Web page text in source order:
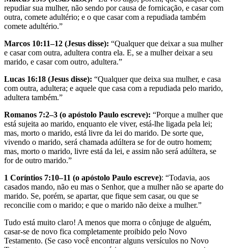
repudiar sua mulher, não sendo por causa de fornicação, e casar com
outra, comete adultério; e o que casar com a repudiada também
comete adultério.”
Marcos 10:11–12 (Jesus disse): “Qualquer que deixar a sua mulher
e casar com outra, adultera contra ela. E, se a mulher deixar a seu
marido, e casar com outro, adultera.”
Lucas 16:18 (Jesus disse): “Qualquer que deixa sua mulher, e casa
com outra, adultera; e aquele que casa com a repudiada pelo marido,
adultera também.”
Romanos 7:2–3 (o apóstolo Paulo escreve): “Porque a mulher que
está sujeita ao marido, enquanto ele viver, está-lhe ligada pela lei;
mas, morto o marido, está livre da lei do marido. De sorte que,
vivendo o marido, será chamada adúltera se for de outro homem;
mas, morto o marido, livre está da lei, e assim não será adúltera, se
for de outro marido.”
1 Coríntios 7:10–11 (o apóstolo Paulo escreve): “Todavia, aos
casados mando, não eu mas o Senhor, que a mulher não se aparte do
marido. Se, porém, se apartar, que fique sem casar, ou que se
reconcilie com o marido; e que o marido não deixe a mulher.”
Tudo está muito claro! A menos que morra o cônjuge de alguém,
casar-se de novo fica completamente proibido pelo Novo
Testamento. (Se caso você encontrar alguns versículos no Novo